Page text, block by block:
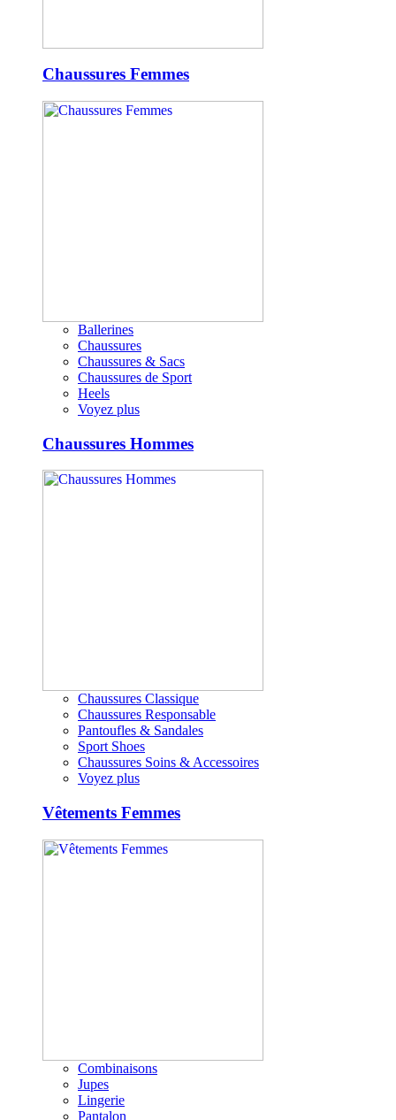
Chaussures Femmes
Ballerines
Chaussures
Chaussures & Sacs
Chaussures de Sport
Heels
Voyez plus
Chaussures Hommes
Chaussures Classique
Chaussures Responsable
Pantoufles & Sandales
Sport Shoes
Chaussures Soins & Accessoires
Voyez plus
Vêtements Femmes
Combinaisons
Jupes
Lingerie
Pantalon